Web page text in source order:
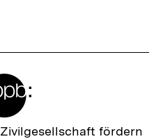
Zivilgesellschaft fördern